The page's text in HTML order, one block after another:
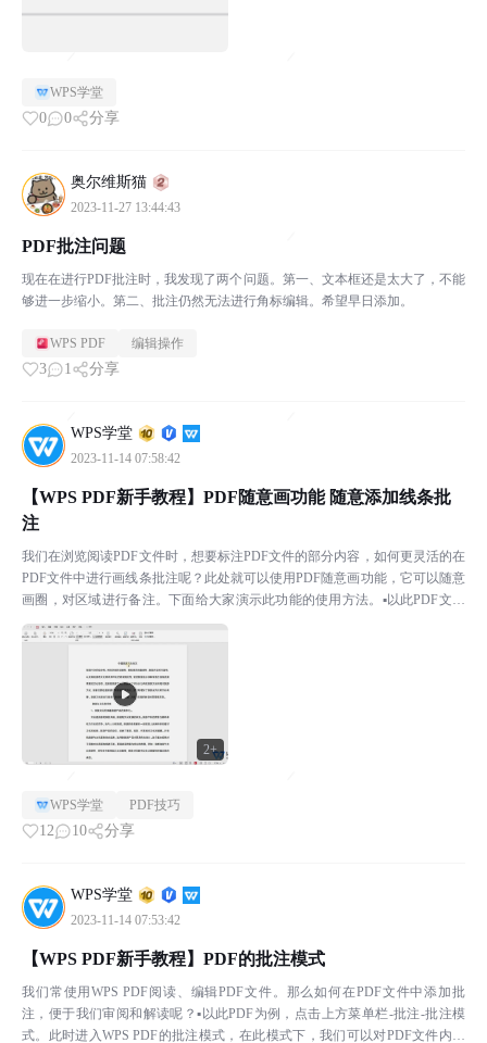
WPS学堂
0 0 分享
奥尔维斯猫
2023-11-27 13:44:43
PDF批注问题
现在在进行PDF批注时，我发现了两个问题。第一、文本框还是太大了，不能
够进一步缩小。第二、批注仍然无法进行角标编辑。希望早日添加。
WPS PDF 编辑操作
3 1 分享
WPS学堂
2023-11-14 07:58:42
2+
【WPS PDF新手教程】PDF随意画功能 随意添加线条批
注
我们在浏览阅读PDF文件时，想要标注PDF文件的部分内容，如何更灵活的在
PDF文件中进行画线条批注呢？此处就可以使用PDF随意画功能，它可以随意
画圈，对区域进行备注。下面给大家演示此功能的使用方法。▪以此PDF文件
为例，点击上方菜单栏批注-随意画，在此处可...
WPS学堂 PDF技巧
12 10 分享
WPS学堂
2023-11-14 07:53:42
【WPS PDF新手教程】PDF的批注模式
我们常使用WPS PDF阅读、编辑PDF文件。那么如何在PDF文件中添加批
注，便于我们审阅和解读呢？▪以此PDF为例，点击上方菜单栏-批注-批注模
式。此时进入WPS PDF的批注模式，在此模式下，我们可以对PDF文件内容